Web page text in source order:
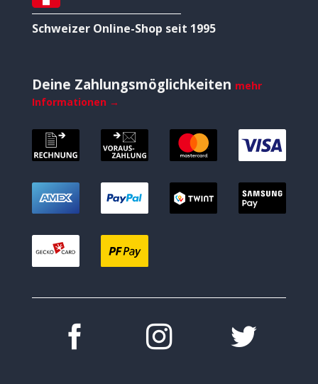
Schweizer Online-Shop seit 1995
Deine Zahlungsmöglichkeiten mehr
Informationen →